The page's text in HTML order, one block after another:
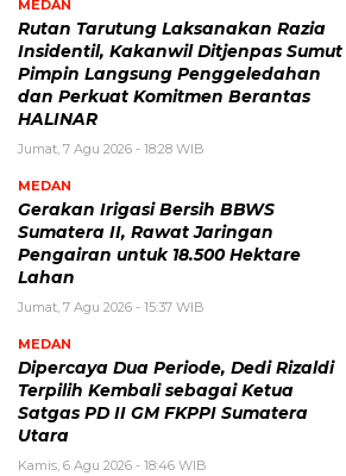
MEDAN
Rutan Tarutung Laksanakan Razia
Insidentil, Kakanwil Ditjenpas Sumut
Pimpin Langsung Penggeledahan
dan Perkuat Komitmen Berantas
HALINAR
Jumat, 7 Agu 2026 - 18:28 WIB
MEDAN
Gerakan Irigasi Bersih BBWS
Sumatera II, Rawat Jaringan
Pengairan untuk 18.500 Hektare
Lahan
Jumat, 7 Agu 2026 - 15:37 WIB
MEDAN
Dipercaya Dua Periode, Dedi Rizaldi
Terpilih Kembali sebagai Ketua
Satgas PD II GM FKPPI Sumatera
Utara
Kamis, 6 Agu 2026 - 18:46 WIB